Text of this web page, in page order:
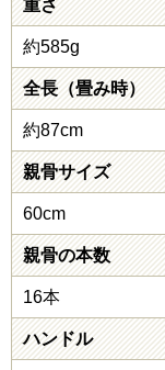
重さ
約585g
全長（畳み時）
約87cm
親骨サイズ
60cm
親骨の本数
16本
ハンドル